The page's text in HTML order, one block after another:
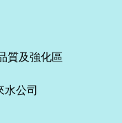
質及強化區
水公司